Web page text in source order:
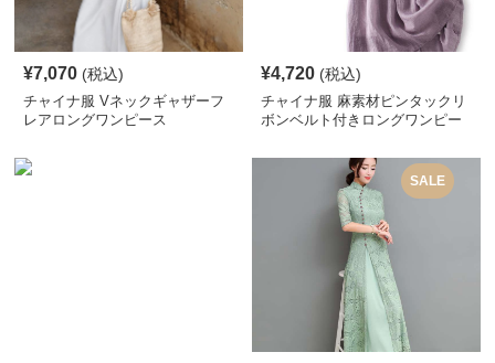
¥7,070 (税込)
チャイナ服 Vネックギャザーフ
レアロングワンピース
¥4,720 (税込)
チャイナ服 麻素材ピンタックリ
ボンベルト付きロングワンピー
SALE